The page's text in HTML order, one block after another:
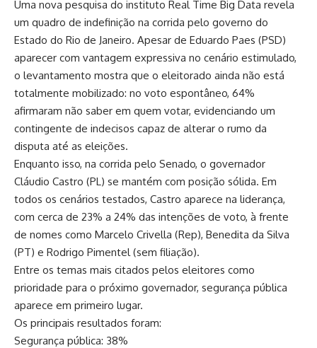
Uma nova pesquisa do instituto Real Time Big Data revela
um quadro de indefinição na corrida pelo governo do
Estado do Rio de Janeiro. Apesar de Eduardo Paes (PSD)
aparecer com vantagem expressiva no cenário estimulado,
o levantamento mostra que o eleitorado ainda não está
totalmente mobilizado: no voto espontâneo, 64%
afirmaram não saber em quem votar, evidenciando um
contingente de indecisos capaz de alterar o rumo da
disputa até as eleições.
Enquanto isso, na corrida pelo Senado, o governador
Cláudio Castro (PL) se mantém com posição sólida. Em
todos os cenários testados, Castro aparece na liderança,
com cerca de 23% a 24% das intenções de voto, à frente
de nomes como Marcelo Crivella (Rep), Benedita da Silva
(PT) e Rodrigo Pimentel (sem filiação).
Entre os temas mais citados pelos eleitores como
prioridade para o próximo governador, segurança pública
aparece em primeiro lugar.
Os principais resultados foram:
Segurança pública: 38%